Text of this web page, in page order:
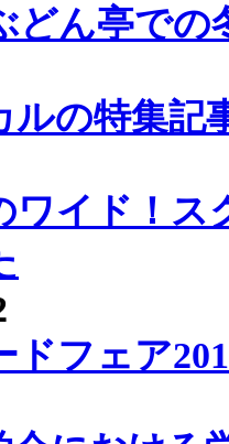
どん亭で
ルの特集記
ワイド！ス
ドフェア